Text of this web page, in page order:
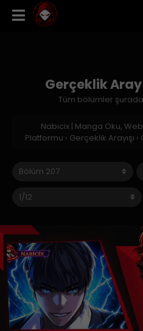
Gerçeklik
Tüm bölümler
Nabicix | Manga Oku,
Platformu › Gerçeklik Arayışı ›